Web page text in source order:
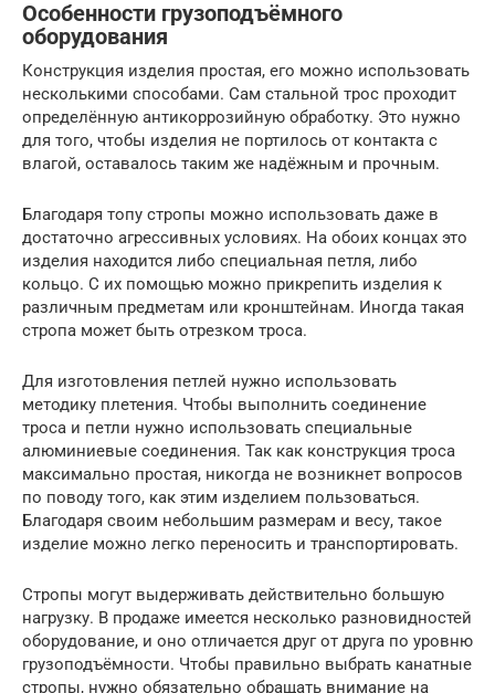
Особенности грузоподъёмного
оборудования
Конструкция изделия простая, его можно использовать
несколькими способами. Сам стальной трос проходит
определённую антикоррозийную обработку. Это нужно
для того, чтобы изделия не портилось от контакта с
влагой, оставалось таким же надёжным и прочным.
Благодаря топу стропы можно использовать даже в
достаточно агрессивных условиях. На обоих концах это
изделия находится либо специальная петля, либо
кольцо. С их помощью можно прикрепить изделия к
различным предметам или кронштейнам. Иногда такая
стропа может быть отрезком троса.
Для изготовления петлей нужно использовать
методику плетения. Чтобы выполнить соединение
троса и петли нужно использовать специальные
алюминиевые соединения. Так как конструкция троса
максимально простая, никогда не возникнет вопросов
по поводу того, как этим изделием пользоваться.
Благодаря своим небольшим размерам и весу, такое
изделие можно легко переносить и транспортировать.
Стропы могут выдерживать действительно большую
нагрузку. В продаже имеется несколько разновидностей
оборудование, и оно отличается друг от друга по уровню
грузоподъёмности. Чтобы правильно выбрать канатные
стропы, нужно обязательно обращать внимание на